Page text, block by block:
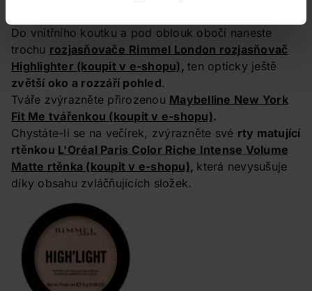
Do vnitřního koutku a pod oblouk obočí naneste
trochu rozjasňovače Rimmel London rozjasňovač
Highlighter (koupit v e-shopu), ten opticky ještě
zvětší oko a rozzáří pohled.
Tváře zvýrazněte přirozenou Maybelline New York
Fit Me tvářenkou (koupit v e-shopu).
Chystáte-li se na večírek, zvýrazněte své rty matující
rtěnkou L'Oréal Paris Color Riche Intense Volume
Matte rtěnka (koupit v e-shopu), která nevysušuje
díky obsahu zvláčňujících složek.